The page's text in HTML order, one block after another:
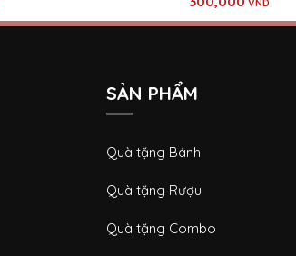
VND
SẢN PHẨM
Quà tặng Bánh
Quà tặng Rượu
Quà tặng Combo